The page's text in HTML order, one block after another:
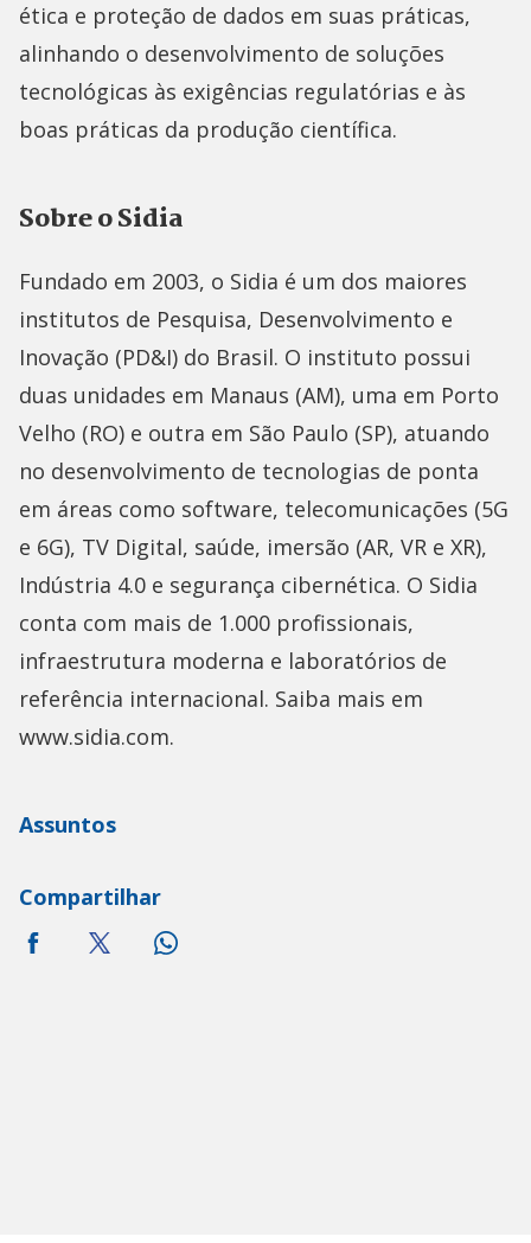
ética e proteção de dados em suas práticas,
alinhando o desenvolvimento de soluções
tecnológicas às exigências regulatórias e às
boas práticas da produção científica.
Sobre o Sidia
Fundado em 2003, o Sidia é um dos maiores
institutos de Pesquisa, Desenvolvimento e
Inovação (PD&I) do Brasil. O instituto possui
duas unidades em Manaus (AM), uma em Porto
Velho (RO) e outra em São Paulo (SP), atuando
no desenvolvimento de tecnologias de ponta
em áreas como software, telecomunicações (5G
e 6G), TV Digital, saúde, imersão (AR, VR e XR),
Indústria 4.0 e segurança cibernética. O Sidia
conta com mais de 1.000 profissionais,
infraestrutura moderna e laboratórios de
referência internacional. Saiba mais em
www.sidia.com.
Assuntos
Compartilhar